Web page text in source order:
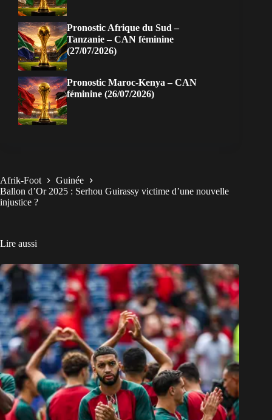
Pronostic Afrique du Sud –
Tanzanie – CAN féminine
(27/07/2026)
Pronostic Maroc-Kenya – CAN
féminine (26/07/2026)
Afrik-Foot
Guinée
Ballon d’Or 2025 : Serhou Guirassy victime d’une nouvelle
injustice ?
Lire aussi